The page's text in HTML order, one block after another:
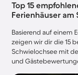
Top 15
Ferienhäuser am
Basierend auf einem
zeigen wir dir die 15
Schwielochsee mit
und